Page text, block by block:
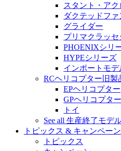
スタント・アク
ダクテッドフ
グライダー
プリマクラッ
PHOENIXシリ
HYPEシリーズ
インポートモデ
RCヘリコプター旧製
EPヘリコプター
GPヘリコプター
トイ
See all 生産終了モデ
トピックス & キャンペーン
トピックス